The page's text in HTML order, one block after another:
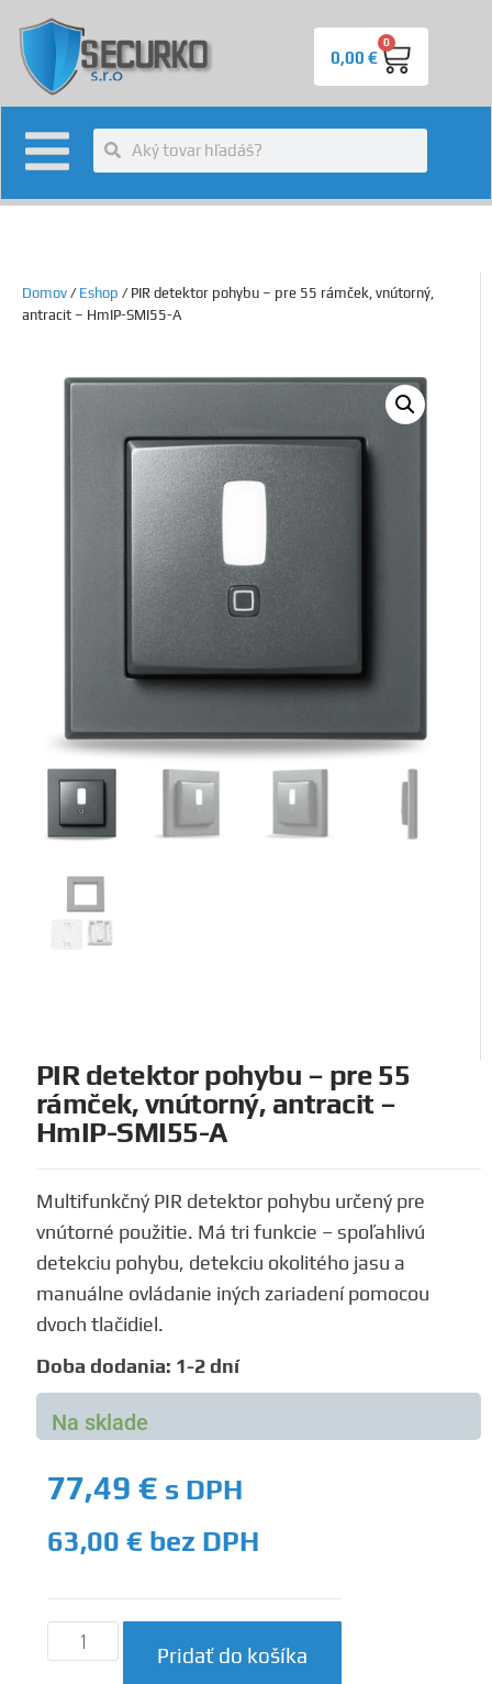
0,00€
0
Domov / Eshop / PIR detektor pohybu – pre 55 rámček, vnútorný,
antracit – HmIP-SMI55-A
PIR detektor pohybu – pre 55
rámček, vnútorný, antracit –
HmIP-SMI55-A
Multifunkčný PIR detektor pohybu určený pre
vnútorné použitie. Má tri funkcie – spoľahlivú
detekciu pohybu, detekciu okolitého jasu a
manuálne ovládanie iných zariadení pomocou
dvoch tlačidiel.
Doba dodania: 1-2 dní
Na sklade
77,49 € s DPH
63,00 € bez DPH
Pridať do košíka